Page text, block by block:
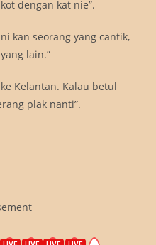
dengan kat nie”.
kan seorang yang cantik,
lain.”
Kelantan. Kalau betul
plak nanti”.